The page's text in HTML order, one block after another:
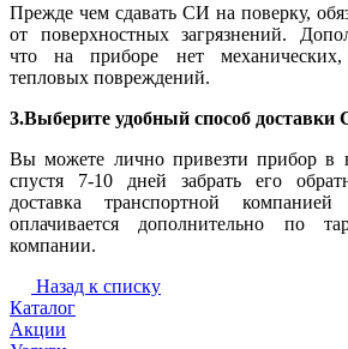
Прежде чем сдавать СИ на поверку,
от поверхностных загрязнений.
что на приборе нет механических,
тепловых повреждений.
3.Выберите удобный способ доставки
Вы можете лично привезти прибор в
спустя 7-10 дней забрать его
доставка транспортной
оплачивается дополнительно по
компании.
Назад к списку
Каталог
Акции